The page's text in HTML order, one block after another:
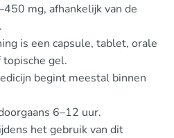
mg, afhankelijk van de
is een capsule, tablet, orale
gel.
begint meestal binnen
6–12 uur.
het gebruik van dit